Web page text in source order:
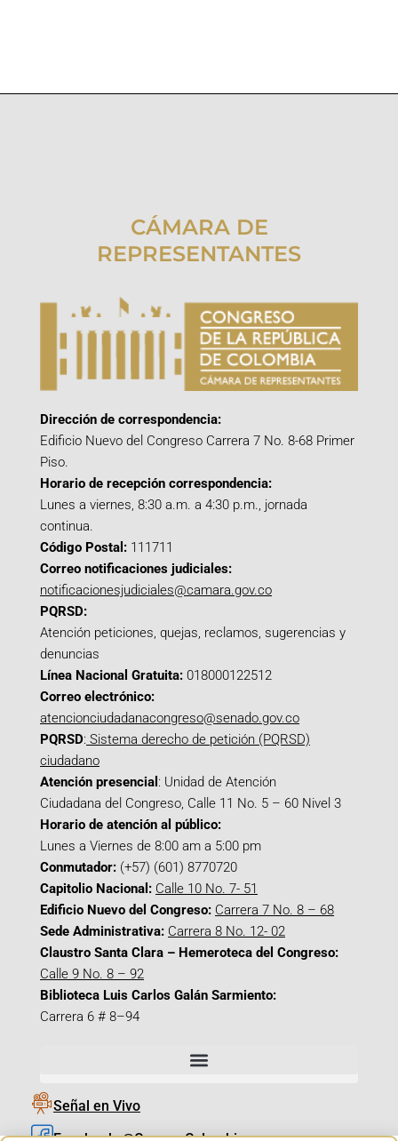
CÁMARA DE
REPRESENTANTES
Dirección de correspondencia:
Edificio Nuevo del Congreso Carrera 7 No. 8-68 Primer
Piso.
Horario de recepción correspondencia:
Lunes a viernes, 8:30 a.m. a 4:30 p.m., jornada
continua.
Código Postal: 111711
Correo notificaciones judiciales:
notificacionesjudiciales@camara.gov.co
PQRSD:
Atención peticiones, quejas, reclamos, sugerencias y
denuncias
Línea Nacional Gratuita: 018000122512
Correo electrónico:
atencionciudadanacongreso@senado.gov.co
PQRSD: Sistema derecho de petición (PQRSD)
ciudadano
Atención presencial : Unidad de Atención
Ciudadana del Congreso, Calle 11 No. 5 – 60 Nivel 3
Horario de atención al público:
Lunes a Viernes de 8:00 am a 5:00 pm
Conmutador: (+57) (601) 8770720
Capitolio Nacional: Calle 10 No. 7- 51
Edificio Nuevo del Congreso: Carrera 7 No. 8 – 68
Sede Administrativa: Carrera 8 No. 12- 02
Claustro Santa Clara – Hemeroteca del Congreso:
Calle 9 No. 8 – 92
Biblioteca Luis Carlos Galán Sarmiento:
Carrera 6 # 8–94
Señal en Vivo